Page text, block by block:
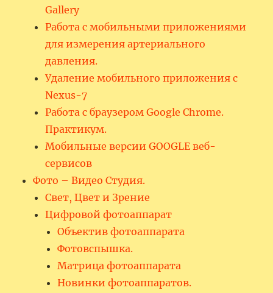
Gallery
Работа с мобильными приложениями
для измерения артериального
давления.
Удаление мобильного приложения с
Nexus-7
Работа с браузером Google Chrome.
Практикум.
Мобильные версии GOOGLE веб-
сервисов
Фото – Видео Студия.
Свет, Цвет и Зрение
Цифровой фотоаппарат
Объектив фотоаппарата
Фотовспышка.
Матрица фотоаппарата
Новинки фотоаппаратов.